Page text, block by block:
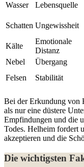
Wasser
Lebensquelle
Schatten Ungewissheit
Kälte
Emotionale
⁤Distanz
Nebel
Übergang
Felsen
Stabilität
Bei der Erkundung von
als nur eine düstere
Empfindungen und die
Todes. Helheim fordert
akzeptieren und die
Die wichtigsten